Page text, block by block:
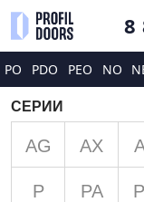
8
PO PDO PEO NO
СЕРИИ
AG AX
P PA